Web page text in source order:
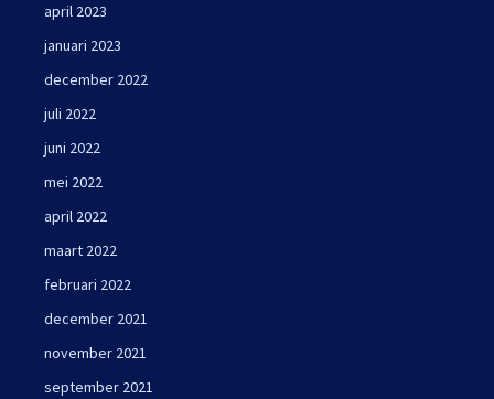
april 2023
januari 2023
december 2022
juli 2022
juni 2022
mei 2022
april 2022
maart 2022
februari 2022
december 2021
november 2021
september 2021